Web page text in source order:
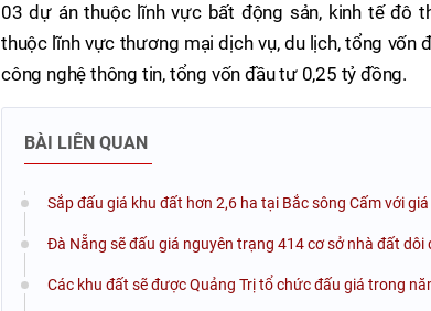
03 dự án thuộc lĩnh vực bất động sản, kinh tế đô
thuộc lĩnh vực thương mại dịch vụ, du lịch, tổng
công nghệ thông tin, tổng vốn đầu tư 0,25 tỷ đồng.
BÀI LIÊN QUAN
Sắp đấu giá khu đất hơn 2,6 ha tại Bắc sông Cấm với
Đà Nẵng sẽ đấu giá nguyên trạng 414 cơ sở nhà đất dôi
Các khu đất sẽ được Quảng Trị tổ chức đấu giá trong